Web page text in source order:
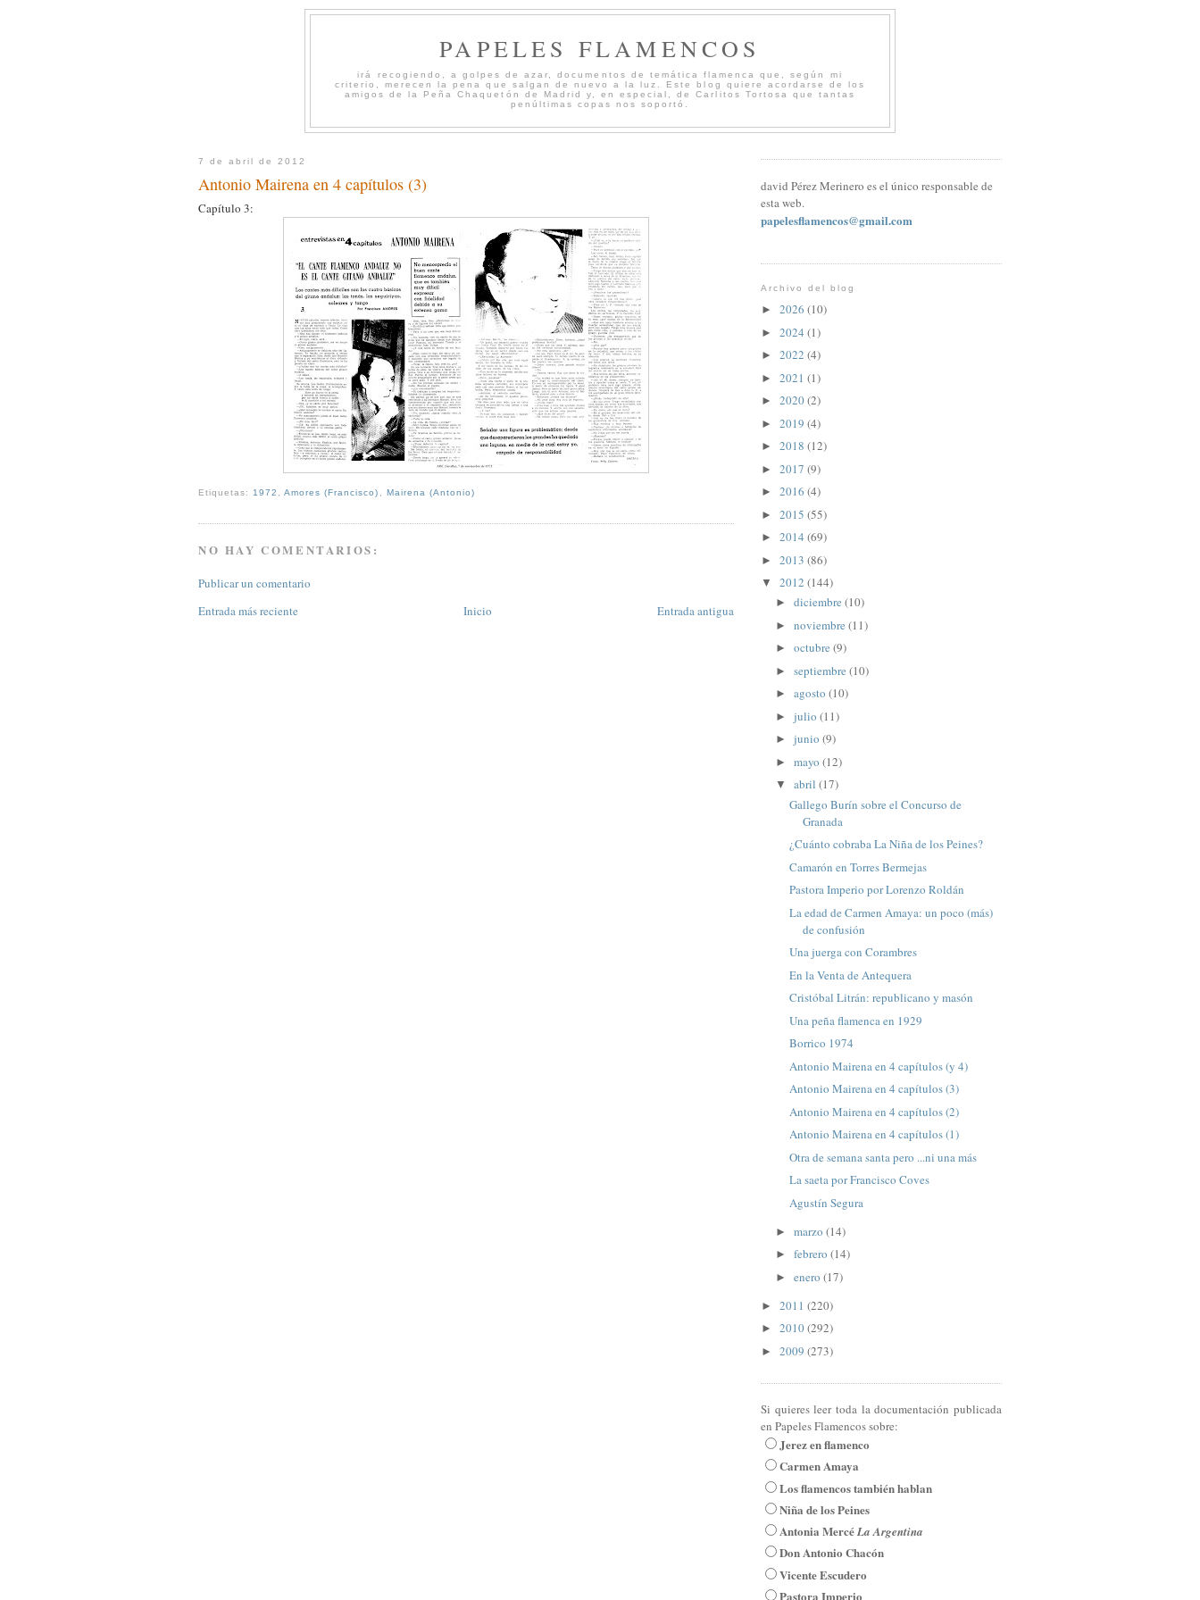
PAPELES FLAMENCOS
irá recogiendo, a golpes de azar, documentos de temática flamenca que, según mi
criterio, merecen la pena que salgan de nuevo a la luz. Este blog quiere acordarse de los
amigos de la Peña Chaquetón de Madrid y, en especial, de Carlitos Tortosa que tantas
penúltimas copas nos soportó.
7 de abril de 2012
Antonio Mairena en 4 capítulos (3)
Capítulo 3:
Etiquetas: 1972 ,Amores (Francisco) Mairena (Antonio)
NO HAY COMENTARIOS:
Publicar un comentario
Entrada más reciente
Entrada antigua
Inicio
david Pérez Merinero es el único responsable de
esta web.
papelesflamencos@gmail.com
Archivo del blog
► 2026 (10)
► 2024 (1)
► 2022 (4)
► 2021 (1)
► 2020(2)
► 2019 (4)
► 2018 (12)
► 2017 (9)
► 2016 (4)
► 2015 (55)
► 2014 (69)
► 2013 (86)
▼ 2012 (144)
► diciembre (10)
► noviembre (11)
► octubre (9)
► septiembre (10)
► agosto (10)
► julio (11)
► junio (9)
► mayo (12)
▼ abril (17)
Gallego Burín sobre el Concurso de
Granada
¿Cuánto cobraba La Niña de los Peines?
Camarón en Torres Bermejas
Pastora Imperio por Lorenzo Roldán
La edad de Carmen Amaya: un poco (más)
de confusión
Una juerga con Corambres
En la Venta de Antequera
Cristóbal Litrán: republicano y masón
Una peña flamenca en 1929
Borrico 1974
Antonio Mairena en 4 capítulos (y 4)
Antonio Mairena en 4 capítulos (3)
Antonio Mairena en 4 capítulos (2)
Antonio Mairena en 4 capítulos (1)
Otra de semana santa pero ...ni una más
La saeta por Francisco Coves
Agustín Segura
► marzo (14)
► febrero (14)
► enero (17)
► 2011 (220)
► 2010(292)
► 2009 (273)
Si quieres leer toda la documentación publicada
en Papeles Flamencos sobre:
Jerez en flamenco
Carmen Amaya
Los flamencos también hablan
Niña de los Peines
Antonia MercéLa Argentina
Don Antonio Chacón
Vicente Escudero
Pastora Imperio